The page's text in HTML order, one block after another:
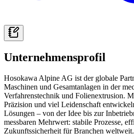
Unternehmensprofil
Hosokawa Alpine AG ist der globale
Maschinen und Gesamtanlagen in der
Verfahrenstechnik und Folienextrusion.
Präzision und viel Leidenschaft
Lösungen – von der Idee bis zur
messbaren Mehrwert: stabile Prozesse,
Zukunftssicherheit für Branchen weltweit.